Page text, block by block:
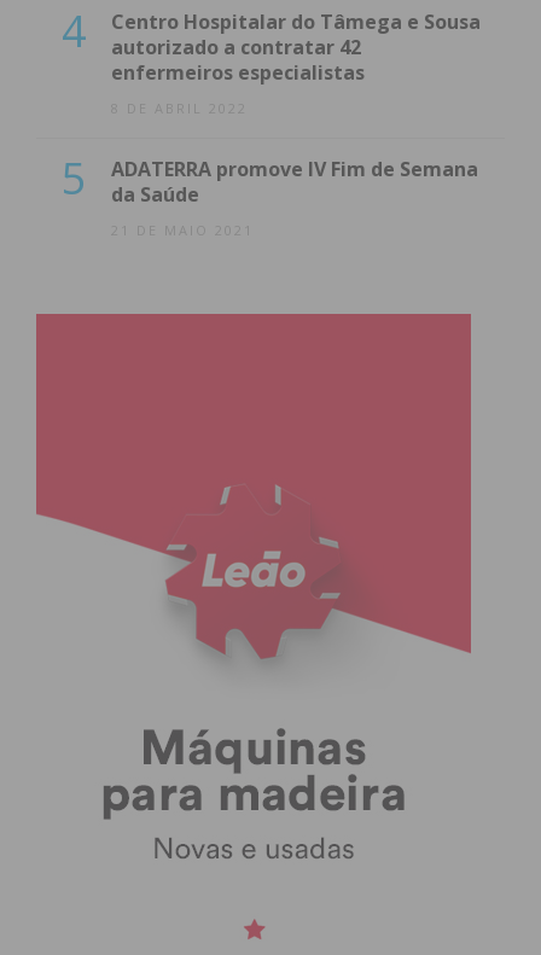
4
Centro Hospitalar do Tâmega e Sousa
autorizado a contratar 42
enfermeiros especialistas
8 DE ABRIL 2022
5
ADATERRA promove IV Fim de Semana
da Saúde
21 DE MAIO 2021